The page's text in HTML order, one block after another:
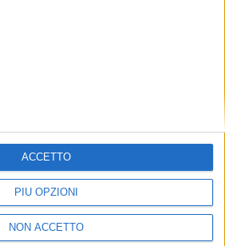
PIÙ OPZIONI
NON ACCETTO
ACCETTO